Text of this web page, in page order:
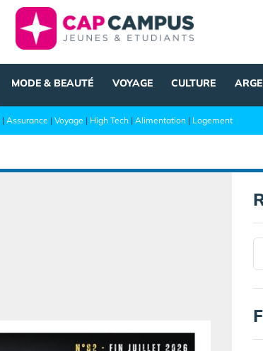
MODE & BEAUTÉ VOYAGE CULTURE
| Assurance | Voyage | High Tech | Alimentation | Logement